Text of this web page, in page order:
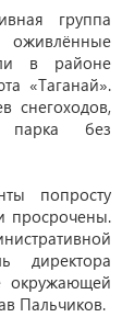
группа
оживлённые
в районе
«Таганай».
снегоходов,
парка без
попросту
просрочены.
директора
окружающей
Пальчиков.